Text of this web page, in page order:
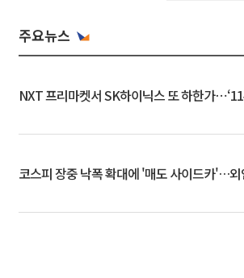
주요뉴스
NXT 프리마켓서 SK하이닉스 또 하한가
코스피 장중 낙폭 확대에 '매도 사이드카'…